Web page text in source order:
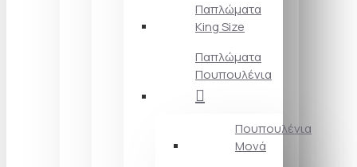
Παπλώματα
King Size
Παπλώματα
Πουπουλένια
Πουπουλένια
Μονά